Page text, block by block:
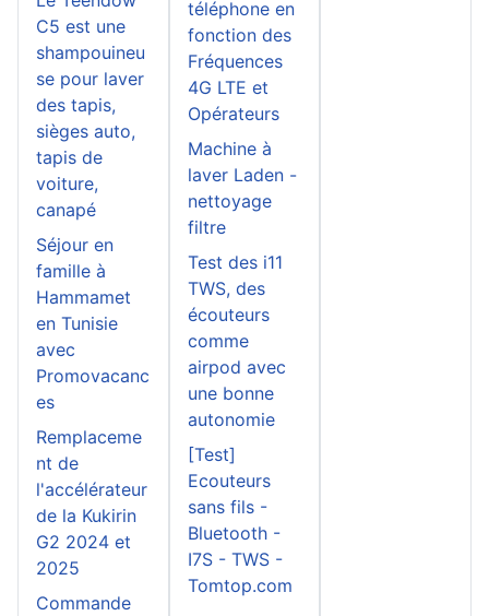
C5 est une
shampouineu
se pour laver
des tapis,
sièges auto,
tapis de
voiture,
canapé
Séjour en
famille à
Hammamet
en Tunisie
avec
Promovacanc
es
Remplaceme
nt de
l'accélérateur
de la Kukirin
G2 2024 et
2025
Commande
téléphone en
fonction des
Fréquences
4G LTE et
Opérateurs
Machine à
laver Laden -
nettoyage
filtre
Test des i11
TWS, des
écouteurs
comme
airpod avec
une bonne
autonomie
[Test]
Ecouteurs
sans fils -
Bluetooth -
I7S - TWS -
Tomtop.com